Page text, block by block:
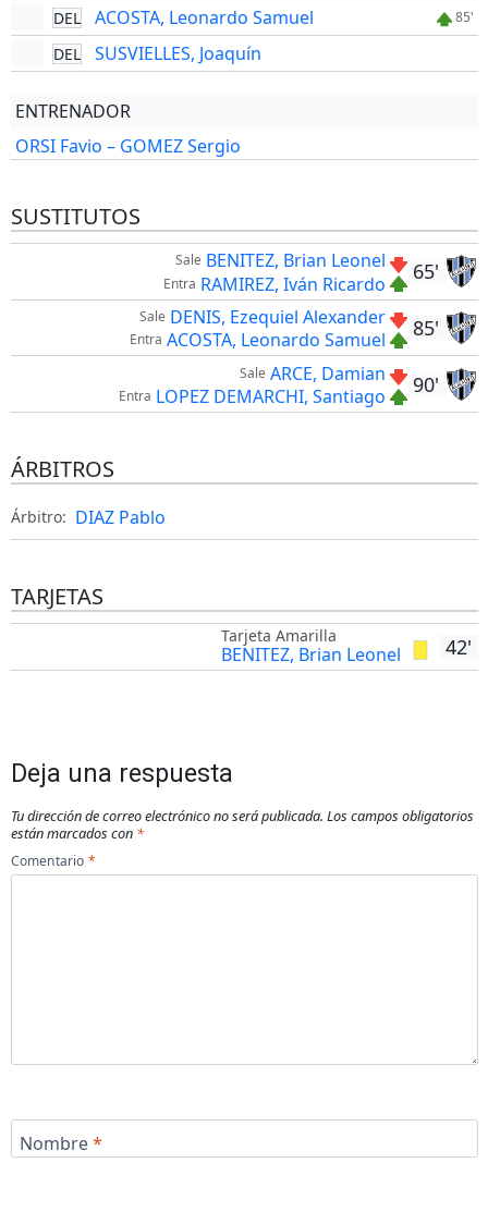
DEL ACOSTA, Leonardo Samuel 85'
DEL SUSVIELLES, Joaquín
ENTRENADOR
ORSI Favio – GOMEZ Sergio
SUSTITUTOS
65'
Sale BENITEZ, Brian Leonel
Entra RAMIREZ, Iván Ricardo
85'
Sale DENIS, Ezequiel Alexander
Entra ACOSTA, Leonardo Samuel
90'
Sale ARCE, Damian
Entra LOPEZ DEMARCHI, Santiago
ÁRBITROS
Árbitro: DIAZ Pablo
TARJETAS
42'
Tarjeta Amarilla
BENITEZ, Brian Leonel
Deja una respuesta
Tu dirección de correo electrónico no será publicada. Los campos obligatorios
están marcados con *
Comentario *
Nombre*